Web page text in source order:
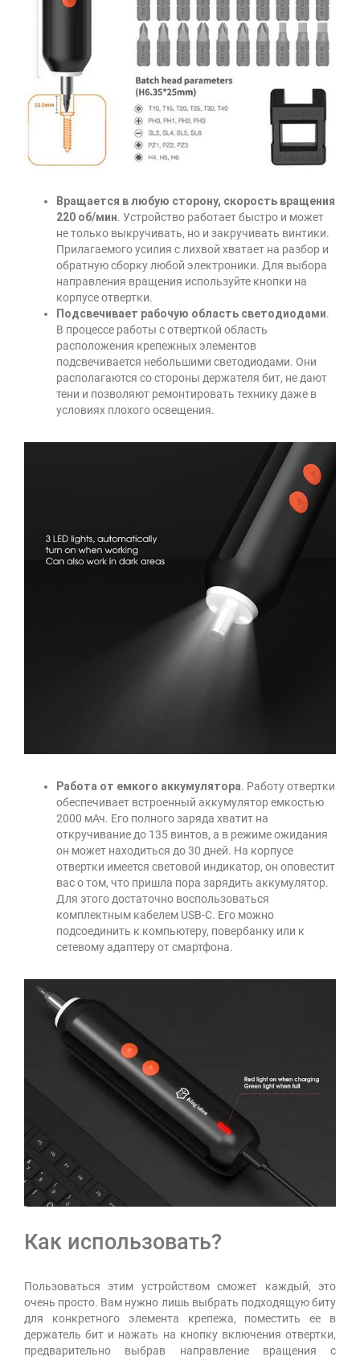
Вращается в любую сторону, скорость вращения
220 об/мин. Устройство работает быстро и может
не только выкручивать, но и закручивать винтики.
Прилагаемого усилия с лихвой хватает на разбор и
обратную сборку любой электроники. Для выбора
направления вращения используйте кнопки на
корпусе отвертки.
Подсвечивает рабочую область светодиодами.
В процессе работы с отверткой область
расположения крепежных элементов
подсвечивается небольшими светодиодами. Они
располагаются со стороны держателя бит, не дают
тени и позволяют ремонтировать технику даже в
условиях плохого освещения.
Работа от емкого аккумулятора. Работу отвертки
обеспечивает встроенный аккумулятор емкостью
2000 мАч. Его полного заряда хватит на
откручивание до 135 винтов, а в режиме ожидания
он может находиться до 30 дней. На корпусе
отвертки имеется световой индикатор, он оповестит
вас о том, что пришла пора зарядить аккумулятор.
Для этого достаточно воспользоваться
комплектным кабелем USB-C. Его можно
подсоединить к компьютеру, повербанку или к
сетевому адаптеру от смартфона.
Как использовать?
Пользоваться этим устройством сможет каждый, это
очень просто. Вам нужно лишь выбрать подходящую биту
для конкретного элемента крепежа, поместить ее в
держатель бит и нажать на кнопку включения отвертки,
предварительно выбрав направление вращения с